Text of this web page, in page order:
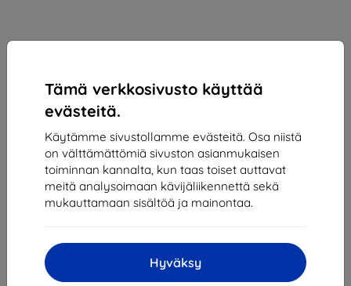
Tämä verkkosivusto käyttää
evästeitä.
Käytämme sivustollamme evästeitä. Osa niistä
on välttämättömiä sivuston asianmukaisen
toiminnan kannalta, kun taas toiset auttavat
meitä analysoimaan kävijäliikennettä sekä
mukauttamaan sisältöä ja mainontaa.
Hyväksy
Legrand
Pidike Legrand wit Netatmo náhradní oboustr.
lepen., žlu. (64871)
26,02 €
Hinta ilman ALV:tä